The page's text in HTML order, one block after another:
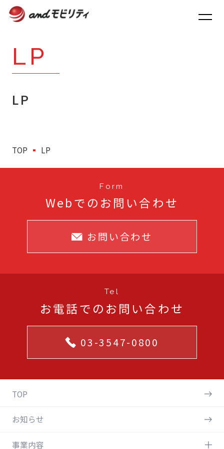
TOP
お知らせ
企業情報
LP
LP
TOP LP
Form
Webでのお問い合わせ
お問い合わせ
Tel
お電話でのお問い合わせ
03-3547-0800
TOP
お知らせ
事業内容